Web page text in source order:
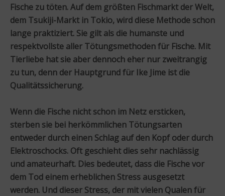
Fische zu töten. Auf dem größten Fischmarkt der Welt,
dem Tsukiji-Markt in Tokio, wird diese Methode schon
lange praktiziert. Sie gilt als die humanste und
respektvollste aller Tötungsmethoden für Fische. Mit
Tierliebe hat sie aber dennoch eher nur zweitrangig
zu tun, denn der Hauptgrund für Ike Jime ist die
Qualitätssicherung.
Wenn die Fische nicht schon im Netz ersticken,
sterben sie bei herkömmlichen Tötungsarten
entweder durch einen Schlag auf den Kopf oder durch
Elektroschocks. Oft geschieht dies sehr nachlässig
und amateurhaft. Dies bedeutet, dass die Fische vor
dem Tod einem erheblichen Stress ausgesetzt
werden. Und dieser Stress, der mit vielen Qualen für